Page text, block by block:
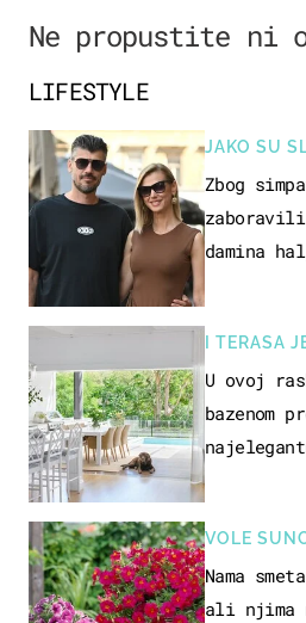
Ne propustite ni
LIFESTYLE
JAKO SU
Zbog
zaboravili
damina
I TERASA
U ovoj
bazenom
VOLE
Nama
ali njima